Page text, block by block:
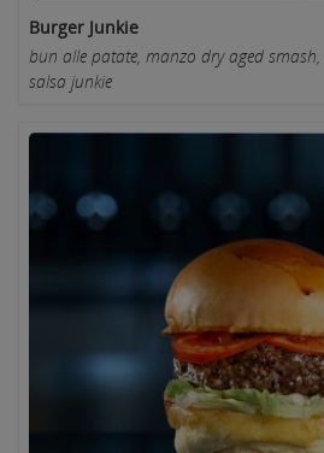
Burger Junkie
bun alle patate, manzo dry aged
salsa junkie